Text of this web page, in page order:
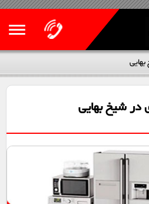
در شیخ بهایی